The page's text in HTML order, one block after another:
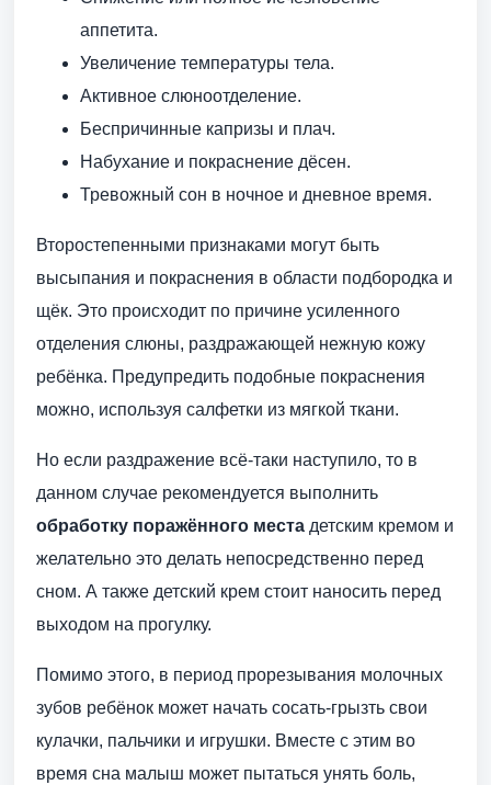
аппетита.
Увеличение температуры тела.
Активное слюноотделение.
Беспричинные капризы и плач.
Набухание и покраснение дёсен.
Тревожный сон в ночное и дневное время.
Второстепенными признаками могут быть
высыпания и покраснения в области подбородка и
щёк. Это происходит по причине усиленного
отделения слюны, раздражающей нежную кожу
ребёнка. Предупредить подобные покраснения
можно, используя салфетки из мягкой ткани.
Но если раздражение всё-таки наступило, то в
данном случае рекомендуется выполнить
обработку поражённого места детским кремом и
желательно это делать непосредственно перед
сном. А также детский крем стоит наносить перед
выходом на прогулку.
Помимо этого, в период прорезывания молочных
зубов ребёнок может начать сосать-грызть свои
кулачки, пальчики и игрушки. Вместе с этим во
время сна малыш может пытаться унять боль,